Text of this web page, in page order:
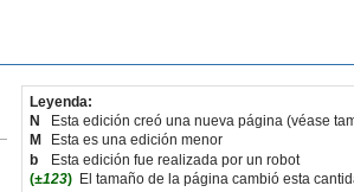
Leyenda:
N
Esta edición creó una nueva página (véase
M
Esta es una edición menor
b
Esta edición fue realizada por un robot
(±123) El tamaño de la página cambió esta